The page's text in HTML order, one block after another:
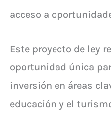
acceso a
Este proyecto de ley
oportunidad única
inversión en áreas
educación y el